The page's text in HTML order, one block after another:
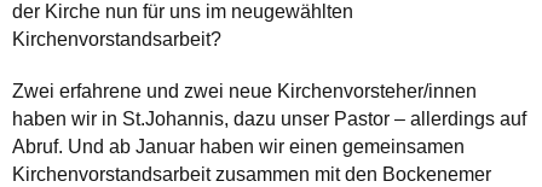
der Kirche nun für uns im neugewählten
Kirchenvorstandsarbeit?
Zwei erfahrene und zwei neue Kirchenvorsteher/innen
haben wir in St.Johannis, dazu unser Pastor – allerdings auf
Abruf. Und ab Januar haben wir einen gemeinsamen
Kirchenvorstandsarbeit zusammen mit den Bockenemer